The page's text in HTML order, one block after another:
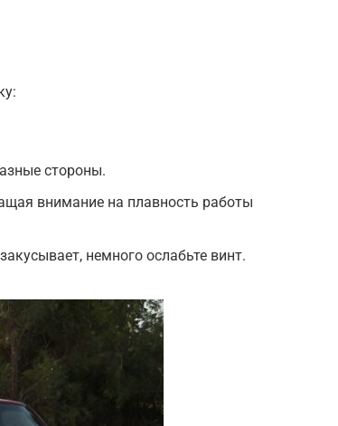
стороны.
внимание на плавность работы
немного ослабьте винт.